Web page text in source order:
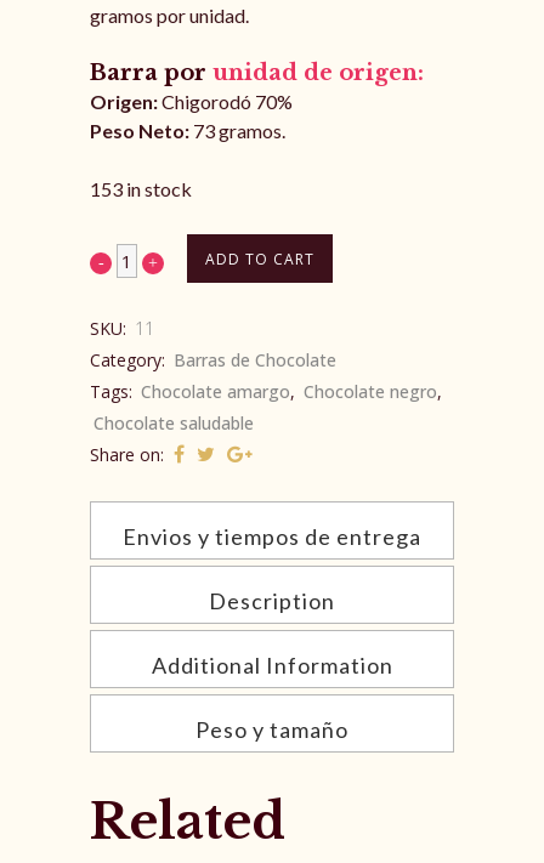
gramos por unidad.
Barra por unidad de origen:
Origen:Chigorodó 70%
Peso Neto: 73 gramos.
153 in stock
ADD TO CART
SKU: 11
Category: Barras de Chocolate
Tags: Chocolate amargo, Chocolate negro,
Chocolate saludable
Share on:
Envios y tiempos de entrega
Description
Additional Information
Peso y tamaño
Related